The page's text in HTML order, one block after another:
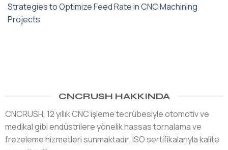
Strategies to Optimize Feed Rate in CNC Machining
Projects
CNCRUSH HAKKINDA
CNCRUSH, 12 yıllık CNC işleme tecrübesiyle otomotiv ve
medikal gibi endüstrilere yönelik hassas tornalama ve
frezeleme hizmetleri sunmaktadır. ISO sertifikalarıyla kalite